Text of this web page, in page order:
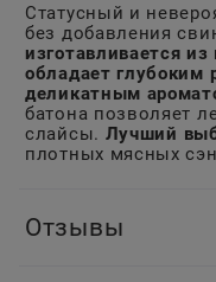
Статусный и
без добавления
изготавливается
обладает глубоким
деликатным
батона позволяет
слайсы. Лучший
плотных мясных
Отзывы